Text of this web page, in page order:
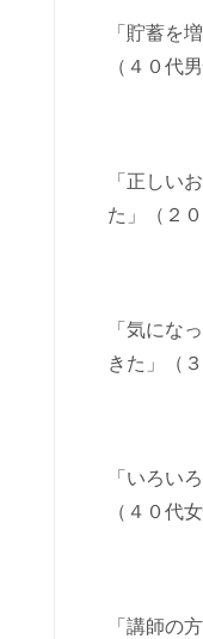
「貯蓄を
（４０代
「正しい
た」（２
「気にな
きた」（
「いろい
（４０代
「講師の